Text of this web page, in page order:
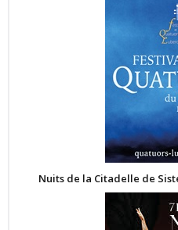
Nuits de la Citadelle de